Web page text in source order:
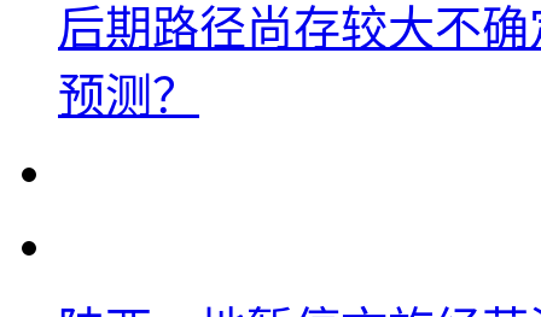
后期路径尚存较大不
预测？